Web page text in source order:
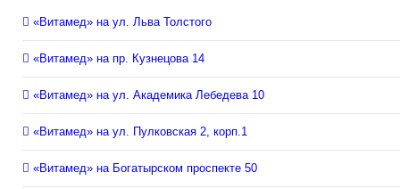
«Витамед» на ул. Льва Толстого
«Витамед» на пр. Кузнецова 14
«Витамед» на ул. Академика Лебедева 10
«Витамед» на ул. Пулковская 2, корп.1
«Витамед» на Богатырском проспекте 50